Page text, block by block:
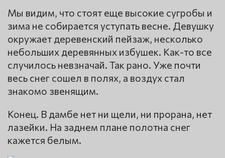
Мы видим, что стоят еще высокие сугробы и
зима не собирается уступать весне. Девушку
окружает деревенский пейзаж, несколько
небольших деревянных избушек. Как-то все
случилось невзначай. Так рано. Уже почти
весь снег сошел в полях, а воздух стал
знакомо звенящим.
Конец. В дамбе нет ни щели, ни прорана, нет
лазейки. На заднем плане полотна снег
кажется белым.